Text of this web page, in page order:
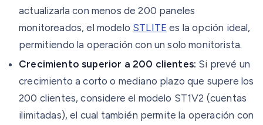
actualizarla con menos de 200 paneles
monitoreados, el modelo STLITE es la opción ideal,
permitiendo la operación con un solo monitorista.
Crecimiento superior a 200 clientes: Si prevé un
crecimiento a corto o mediano plazo que supere los
200 clientes, considere el modelo ST1V2 (cuentas
ilimitadas), el cual también permite la operación con